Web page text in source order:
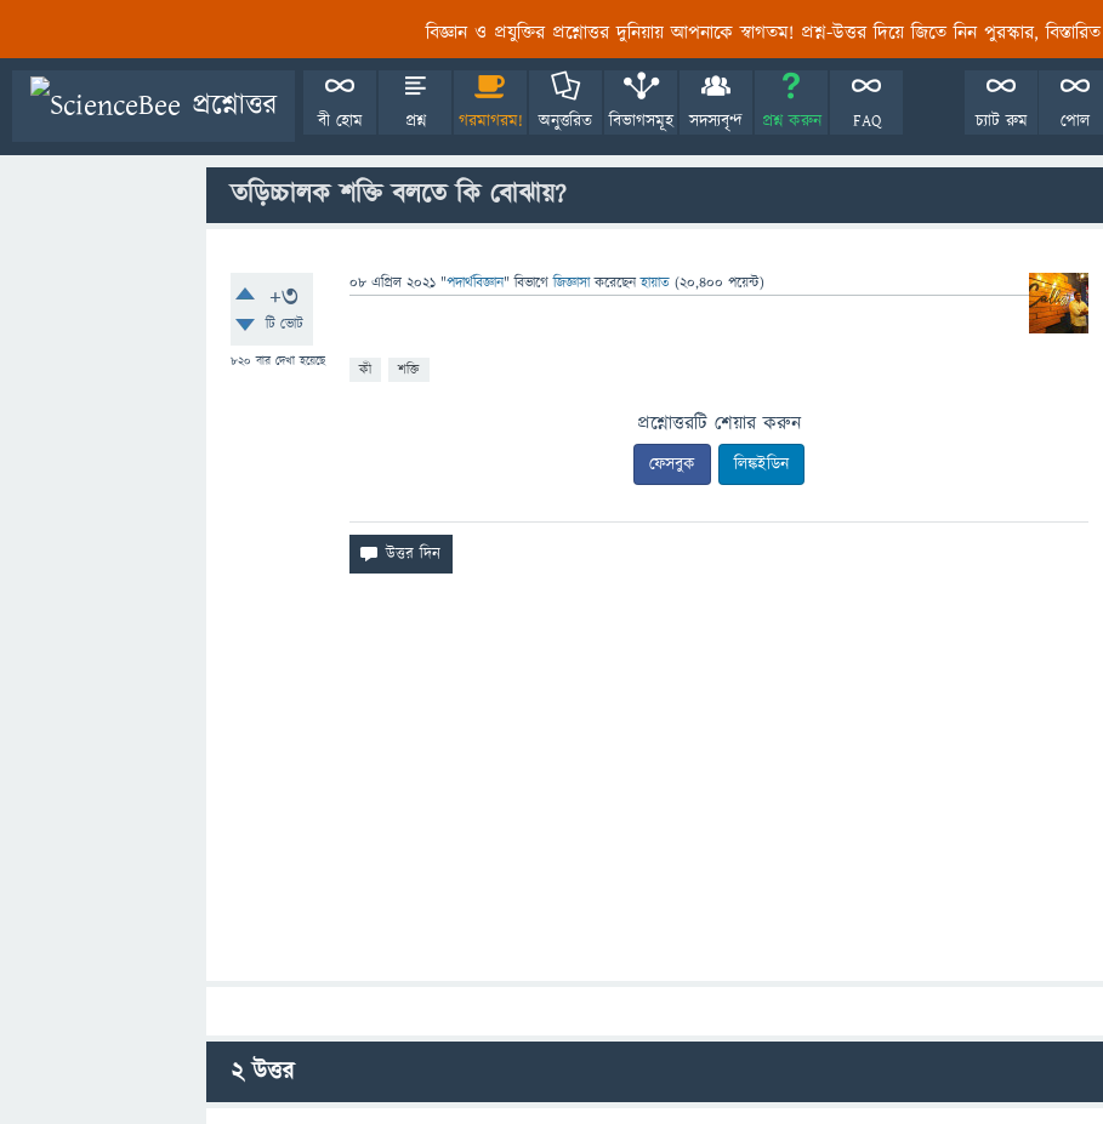
বিজ্ঞান ও প্রযুক্তির প্রশ্নোত্তর দুনিয়ায় আপনাকে স্বাগতম! প্রশ্ন-উত্তর দিয়ে জিতে নিন পুরস্কার, বিস্তারিত
বী হোম প্রশ্ন গরমাগরম! অনুত্তরিত বিভাগসমূহ সদস্যবৃন্দ প্রশ্ন করুন FAQ পোল
চ্যাট রুম
তড়িচ্চালক শক্তি বলতে কি বোঝায়?
+3
টি ভোট
820 বার দেখা হয়েছে
08 এপ্রিল 2021 "পদার্থবিজ্ঞান" বিভাগে জিজ্ঞাসাকরেছেনহায়াত (20,400 পয়েন্ট)
কী শক্তি
প্রশ্নোত্তরটি শেয়ার করুন
ফেসবুক লিঙ্কইডিন
2উত্তর